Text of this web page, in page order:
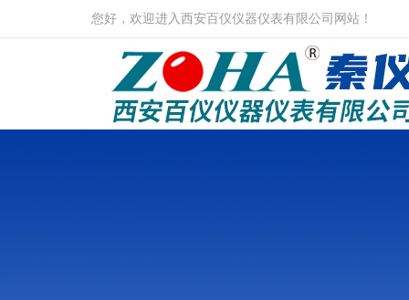
您好，欢迎进入西安百仪仪器仪表有限公司网站！